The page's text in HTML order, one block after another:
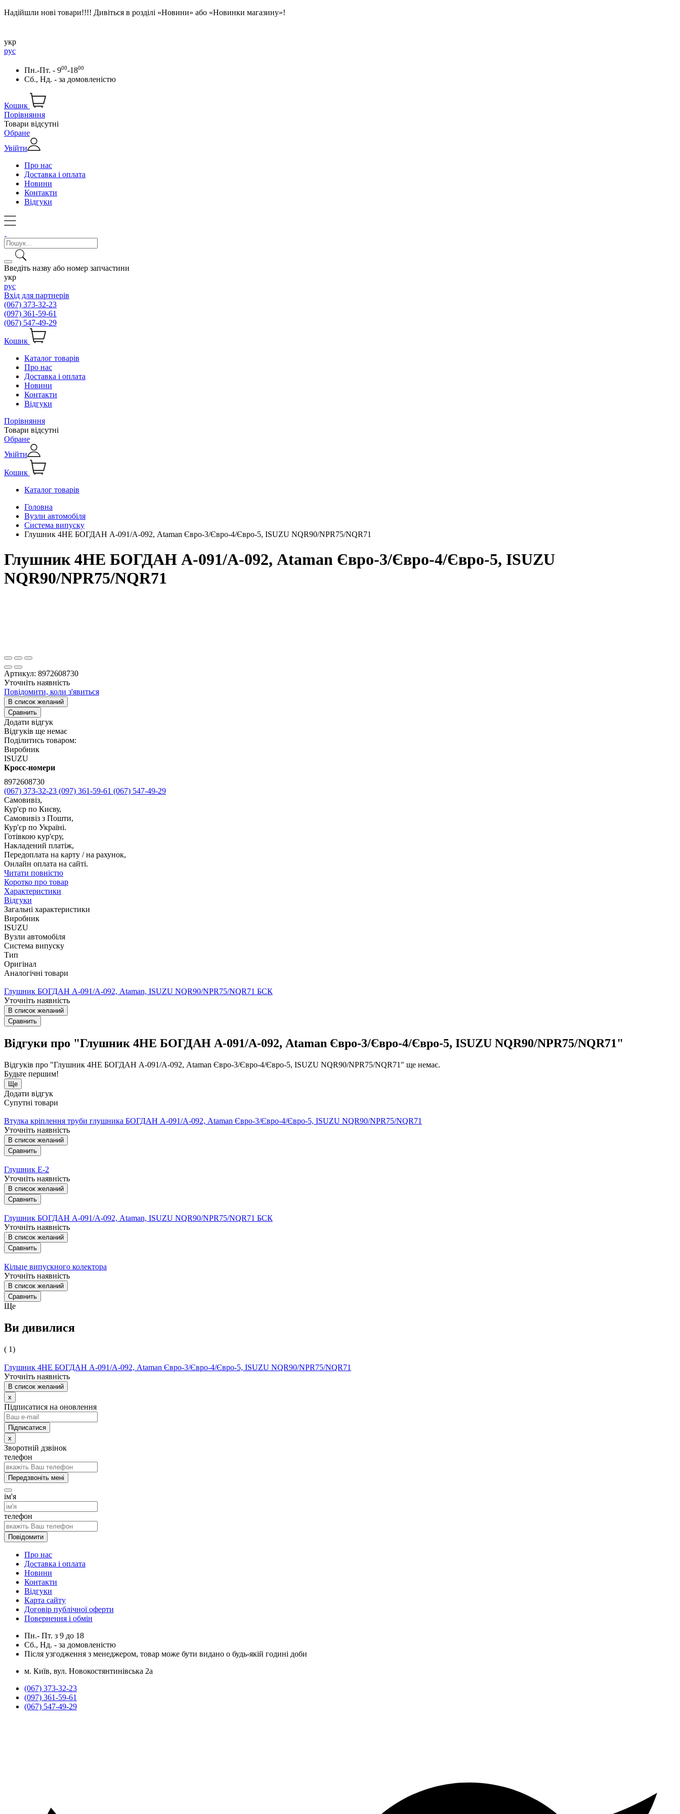
Надійшли нові товари!!!! Дивіться в розділі «Новини» або «Новинки магазину»!
укр
рус
Пн.-Пт. - 900-1800
Сб., Нд. - за домовленістю
Кошик
Порівняння
Товари відсутні
Обране
Увійти
Про нас
Доставка і оплата
Новини
Контакти
Відгуки
Введіть назву або номер запчастини
укр
рус
Вхід для партнерів
(067) 373-32-23
(097) 361-59-61
(067) 547-49-29
Кошик
Каталог товарів
Про нас
Доставка і оплата
Новини
Контакти
Відгуки
Порівняння
Товари відсутні
Обране
Увійти
Кошик
Каталог товарів
Головна
Вузли автомобіля
Система випуску
Глушник 4НЕ БОГДАН А-091/А-092, Ataman Євро-3/Євро-4/Євро-5, ISUZU NQR90/NPR75/NQR71
Глушник 4НЕ БОГДАН А-091/А-092, Ataman Євро-3/Євро-4/Євро-5, ISUZU
NQR90/NPR75/NQR71
Артикул: 8972608730
Уточніть наявність
Повідомити, коли з'явиться
В список желаний
Сравнить
Додати відгук
Відгуків ще немає
Поділитись товаром:
Виробник
ISUZU
Кросс-номери
8972608730
(067) 373-32-23 (097) 361-59-61 (067) 547-49-29
Самовивіз,
Кур'єр по Києву,
Самовивіз з Пошти,
Кур'єр по Україні.
Готівкою кур'єру,
Накладений платіж,
Передоплата на карту / на рахунок,
Онлайн оплата на сайті.
Читати повністю
Коротко про товар
Характеристики
Відгуки
Загальні характеристики
Виробник
ISUZU
Вузли автомобіля
Система випуску
Тип
Оригінал
Аналогічні товари
Глушник БОГДАН А-091/А-092, Ataman, ISUZU NQR90/NPR75/NQR71 БСК
Уточніть наявність
В список желаний
Сравнить
Відгуки про "Глушник 4НЕ БОГДАН А-091/А-092, Ataman Євро-3/Євро-4/Євро-5, ISUZU NQR90/NPR75/NQR71"
Відгуків про "Глушник 4НЕ БОГДАН А-091/А-092, Ataman Євро-3/Євро-4/Євро-5, ISUZU NQR90/NPR75/NQR71" ще немає.
Будьте першим!
Ще
Додати відгук
Супутні товари
Втулка кріплення труби глушника БОГДАН А-091/А-092, Ataman Євро-3/Євро-4/Євро-5, ISUZU NQR90/NPR75/NQR71
Уточніть наявність
В список желаний
Сравнить
Глушник Е-2
Уточніть наявність
В список желаний
Сравнить
Глушник БОГДАН А-091/А-092, Ataman, ISUZU NQR90/NPR75/NQR71 БСК
Уточніть наявність
В список желаний
Сравнить
Кільце випускного колектора
Уточніть наявність
В список желаний
Сравнить
Ще
Ви дивилися
( 1)
Глушник 4НЕ БОГДАН А-091/А-092, Ataman Євро-3/Євро-4/Євро-5, ISUZU NQR90/NPR75/NQR71
Уточніть наявність
В список желаний
x
Підписатися на оновлення
x
Зворотній дзвінок
телефон
Передзвоніть мені
ім'я
телефон
Повідомити
Про нас
Доставка і оплата
Новини
Контакти
Відгуки
Карта сайту
Договір публічної оферти
Повернення і обмін
Пн.- Пт. з 9 до 18
Сб., Нд. - за домовленістю
Після узгодження з менеджером, товар може бути видано о будь-якій годині доби
м. Київ, вул. Новокостянтинівська 2а
(067) 373-32-23
(097) 361-59-61
(067) 547-49-29